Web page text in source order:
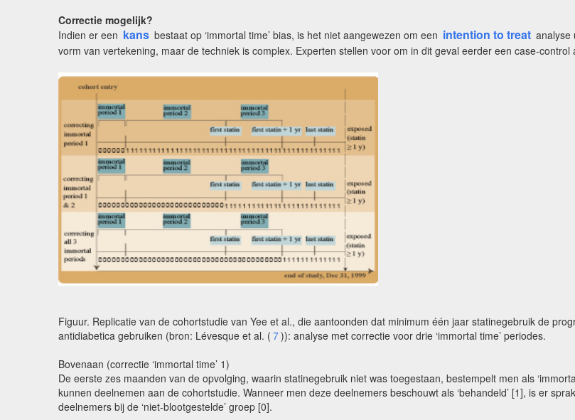
Correctie mogelijk?
Indien er een kans bestaat op ‘immortal time’ bias, is het niet aangewezen om een intention to treat analyse
vorm van vertekening, maar de techniek is complex. Experten stellen voor om in dit geval eerder een case-control
Figuur. Replicatie van de cohortstudie van Yee et al., die aantoonden dat minimum één jaar statinegebruik de
antidiabetica gebruiken (bron: Lévesque et al. ( 7)): analyse met correctie voor drie ‘immortal time’ periodes.
Bovenaan (correctie ‘immortal time’ 1)
De eerste zes maanden van de opvolging, waarin statinegebruik niet was toegestaan, bestempelt men als
kunnen deelnemen aan de cohortstudie. Wanneer men deze deelnemers beschouwt als ‘behandeld’ [1], is er
deelnemers bij de ‘niet-blootgestelde’ groep [0].